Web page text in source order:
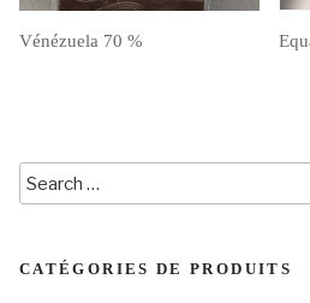
Vénézuela 70 %
Search
for:
CATÉGORIES DE PRODUITS